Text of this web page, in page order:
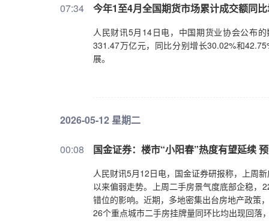
07:34 今年1至4月全国期货市场累计成交额同
人民财讯5月14日电，中国期货业协会公布
331.47万亿元，同比分别增长30.02%和
展。
2026-05-12 星期二
00:08 国金证券：楼市“小阳春”热度有望延续
人民财讯5月12日电，国金证券研报称，上周
以来偏弱走势。上周二手房景气度底部企稳，
错位的影响。近期，多地密集出台房地产政策
26个重点城市二手房挂牌量同环比均出现回落